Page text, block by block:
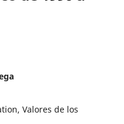
Valores de los